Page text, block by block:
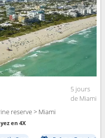
5 jours
de Miami
reserve > Miami
en 4X